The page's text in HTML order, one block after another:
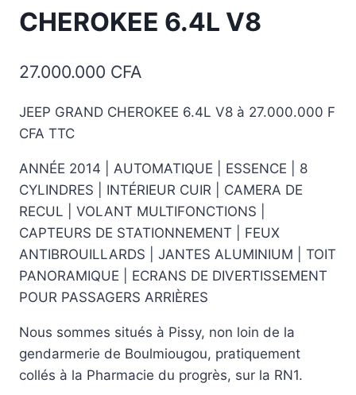
CHEROKEE 6.4L V8
27.000.000 CFA
JEEP GRAND CHEROKEE 6.4L V8 à 27.000.000 F
CFA TTC
ANNÉE 2014 | AUTOMATIQUE | ESSENCE | 8
CYLINDRES | INTÉRIEUR CUIR | CAMERA DE
RECUL | VOLANT MULTIFONCTIONS |
CAPTEURS DE STATIONNEMENT | FEUX
ANTIBROUILLARDS | JANTES ALUMINIUM | TOIT
PANORAMIQUE | ECRANS DE DIVERTISSEMENT
POUR PASSAGERS ARRIÈRES
Nous sommes situés à Pissy, non loin de la
gendarmerie de Boulmiougou, pratiquement
collés à la Pharmacie du progrès, sur la RN1.